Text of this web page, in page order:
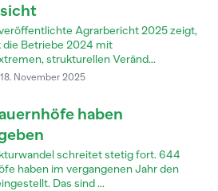
Agrarbericht 2025 zeigt,
die Betriebe 2024 mit
strukturellen Veränd...
18. November 2025
haben
schreitet stetig fort. 644
haben im vergangenen Jahr den
Das sind ...